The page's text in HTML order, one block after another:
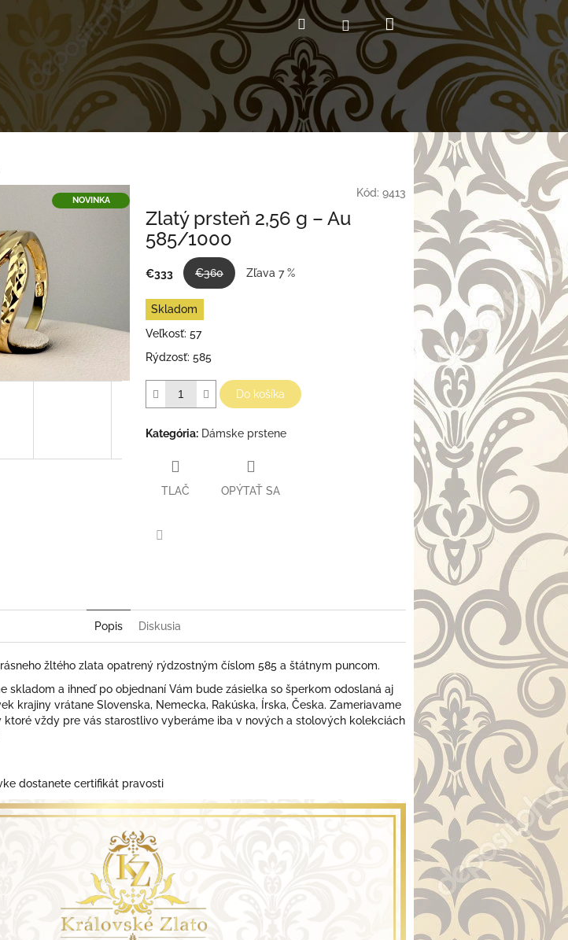
HľadaťPrihlásenieNákupný
košík
NOVINKA
Kód: 9413
Zlatý prsteň 2,56 g – Au
585/1000
€333 €360
Zľava 7 %
Jednotková
cena:
Skladom
Veľkosť: 57
Rýdzosť: 585
Do košíka
Kategória: Dámske prstene
TLAČ OPÝTAŤ SA
Popis Diskusia
žltého zlata opatrený rýdzostným číslom 585 a štátnym puncom.
skladom a ihneď po objednaní Vám bude zásielka so šperkom odoslaná aj
krajiny vrátane Slovenska, Nemecka, Rakúska, Írska, Česka. Zameriavame
ktoré vždy pre vás starostlivo vyberáme iba v nových a stolových kolekciách
dostanete certifikát pravosti